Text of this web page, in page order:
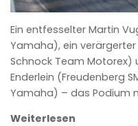
Ein entfesselter Martin
Yamaha), ein
Schnock Team
Enderlein (Freudenberg
Yamaha) – das Podium
Weiterlesen